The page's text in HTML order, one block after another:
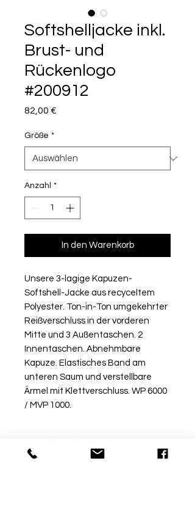
Softshelljacke inkl.
Brust- und
Rückenlogo
#200912
82,00 €
Größe *
Anzahl *
In den Warenkorb
Unsere 3-lagige Kapuzen-
Softshell-Jacke aus recyceltem
Polyester. Ton-in-Ton umgekehrter
Reißverschluss in der vorderen
Mitte und 3 Außentaschen. 2
Innentaschen. Abnehmbare
Kapuze. Elastisches Band am
unteren Saum und verstellbare
Ärmel mit Klettverschluss. WP 6000
/ MVP 1000.
Rückgabe